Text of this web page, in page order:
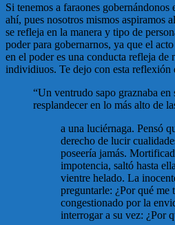
Si tenemos a faraones
ahí, pues nosotros mismos aspiramos
se refleja en la manera y tipo de
poder para gobernarnos, ya que el
en el poder es una conducta refleja de
individiuos. Te dejo con esta reflexión
“Un ventrudo sapo graznaba
resplandecer en lo más alto de
a una luciérnaga. Pensó
derecho de lucir
poseería jamás.
impotencia, saltó hasta
vientre helado. La
preguntarle: ¿Por qué me
congestionado por la
interrogar a su vez: ¿Por